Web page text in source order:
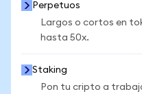
Perpetuos
Largos o cortos en
hasta 50x.
Staking
Pon tu cripto a